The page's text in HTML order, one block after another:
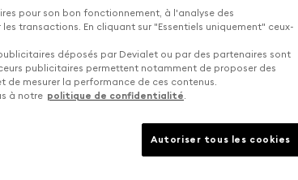
pour son bon fonctionnement, à l'analyse des
transactions. En cliquant sur "Essentiels uniquement" ceux-
déposés par Devialet ou par des partenaires sont
publicitaires permettent notamment de proposer des
de mesurer la performance de ces contenus.
à notre politique de confidentialité.
Autoriser tous les cookies